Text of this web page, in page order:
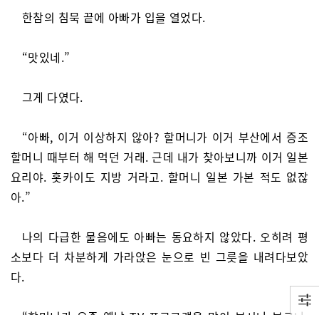
한참의 침묵 끝에 아빠가 입을 열었다.
“맛있네.”
그게 다였다.
“아빠, 이거 이상하지 않아? 할머니가 이거 부산에서 증조
할머니 때부터 해 먹던 거래. 근데 내가 찾아보니까 이거 일본
요리야. 홋카이도 지방 거라고. 할머니 일본 가본 적도 없잖
아.”
나의 다급한 물음에도 아빠는 동요하지 않았다. 오히려 평
소보다 더 차분하게 가라앉은 눈으로 빈 그릇을 내려다보았
다.